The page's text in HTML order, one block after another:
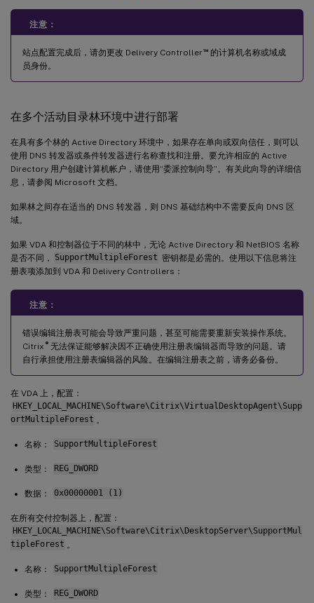
注意：
站点配置完成后，请勿更改 Delivery Controller™的计算机名称或域成
员身份。
在多个活动目录林环境中进行部署
在具有多个林的 Active Directory 环境中，如果存在单向或双向信任，则可以
使用 DNS 转发器或条件转发器进行名称查找和注册。要允许相应的 Active
Directory 用户创建计算机帐户，请使用“委派控制向导”。有关此向导的详细信
息，请参阅 Microsoft 文档。
如果林之间存在适当的 DNS 转发器，则 DNS 基础结构中不需要反向 DNS 区
域。
如果 VDA 和控制器位于不同的林中，无论 Active Directory 和 NetBIOS 名称
是否不同，
SupportMultipleForest 密钥都是必需的。使用以下信息将注
册表项添加到 VDA 和 Delivery Controllers：
注意：
错误编辑注册表可能会导致严重问题，甚至可能需要重新安装操作系统。
Citrix ®无法保证能够解决因不正确使用注册表编辑器而导致的问题。请
自行承担使用注册表编辑器的风险。在编辑注册表之前，请务必备份。
在 VDA 上，配置：
HKEY_LOCAL_MACHINE\Software\Citrix\VirtualDesktopAgent\Supp
ortMultipleForest 。
名称： SupportMultipleForest
类型： REG_DWORD
数据： 0x00000001 (1)
在所有交付控制器上，配置：
HKEY_LOCAL_MACHINE\Software\Citrix\DesktopServer\SupportMul
tipleForest 。
名称： SupportMultipleForest
类型： REG_DWORD